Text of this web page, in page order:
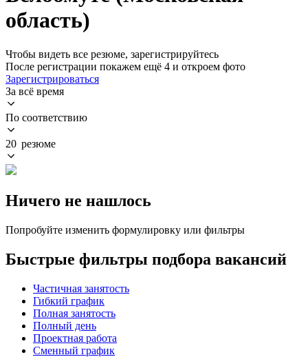
область)
Чтобы видеть все резюме, зарегистрируйтесь
После регистрации покажем ещё 4 и откроем фото
Зарегистрироваться
За всё время
По соответствию
20 резюме
Ничего не нашлось
Попробуйте изменить формулировку или фильтры
Быстрые фильтры подбора вакансий
Частичная занятость
Гибкий график
Полная занятость
Полный день
Проектная работа
Сменный график